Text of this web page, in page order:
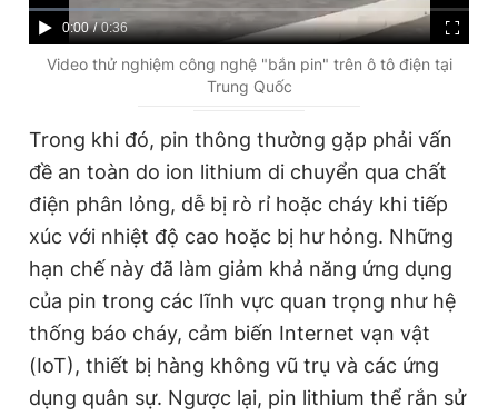
C
u
m
e
0:00 / D
u
i
n
0:36
Video thử nghiệm công nghệ "bắn pin" trên ô tô điện tại
Trung Quốc
Trong khi đó, pin thông thường gặp phải vấn
đề an toàn do ion lithium di chuyển qua chất
điện phân lỏng, dễ bị rò rỉ hoặc cháy khi tiếp
xúc với nhiệt độ cao hoặc bị hư hỏng. Những
hạn chế này đã làm giảm khả năng ứng dụng
của pin trong các lĩnh vực quan trọng như hệ
thống báo cháy, cảm biến Internet vạn vật
(IoT), thiết bị hàng không vũ trụ và các ứng
dụng quân sự. Ngược lại, pin lithium thể rắn sử